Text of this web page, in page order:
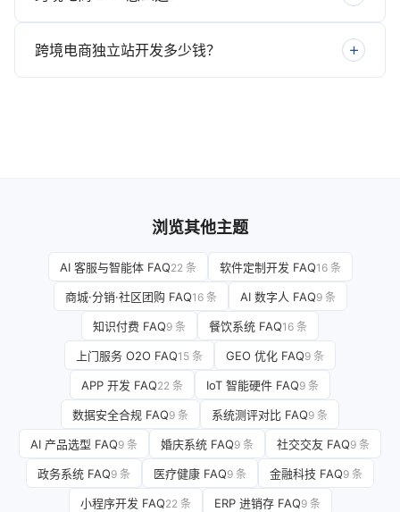
跨境电商独立站开发多少钱？
浏览其他主题
AI 客服与智能体 FAQ22 条 软件定制开发 FAQ16 条
商城·分销·社区团购 FAQ16 条 AI 数字人 FAQ9 条
知识付费 FAQ9 条 餐饮系统 FAQ16 条
上门服务 O2O FAQ15 条 GEO 优化 FAQ9 条
APP 开发 FAQ22 条 IoT 智能硬件 FAQ9 条
数据安全合规 FAQ9 条 系统测评对比 FAQ9 条
AI 产品选型 FAQ9 条 婚庆系统 FAQ9 条 社交交友 FAQ9 条
政务系统 FAQ9 条 医疗健康 FAQ9 条 金融科技 FAQ9 条
小程序开发 FAQ22 条 ERP 进销存 FAQ9 条